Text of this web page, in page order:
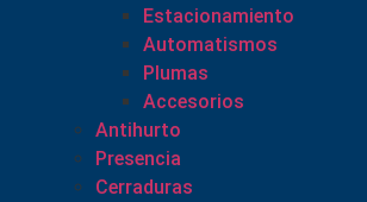
Estacionamiento
Automatismos
Plumas
Accesorios
Antihurto
Presencia
Cerraduras